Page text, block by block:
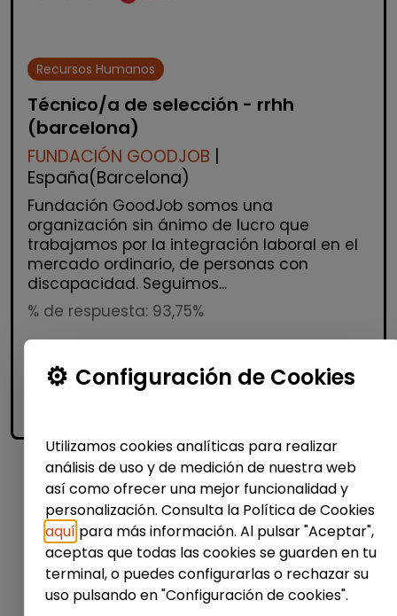
Recursos Humanos
Técnico/a de selección - rrhh
(barcelona)
FUNDACIÓN GOODJOB
España(Barcelona)
Fundación GoodJob somos una
organización sin ánimo de lucro que
trabajamos por la integración laboral en el
mercado ordinario, de personas con
discapacidad. Seguimos...
% de respuesta: 93,75%
Me interesa
1
Configuración de Cookies
Utilizamos cookies analíticas para realizar
análisis de uso y de medición de nuestra web
así como ofrecer una mejor funcionalidad y
personalización. Consulta la Política de Cookies
aquí para más información. Al pulsar "Aceptar",
aceptas que todas las cookies se guarden en tu
terminal, o puedes configurarlas o rechazar su
uso pulsando en "Configuración de cookies".